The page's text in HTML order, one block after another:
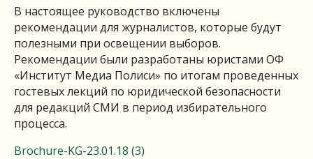
В настоящее руководство включены
рекомендации для журналистов, которые будут
полезными при освещении выборов.
Рекомендации были разработаны юристами ОФ
«Институт Медиа Полиси» по итогам проведенных
гостевых лекций по юридической безопасности
для редакций СМИ в период избирательного
процесса.
Brochure-KG-23.01.18 (3)